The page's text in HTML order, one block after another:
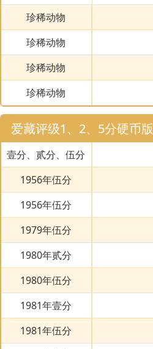
珍稀动物
珍稀动物
珍稀动物
珍稀动物
爱藏评级1、2、5分硬币
壹分、贰分、伍分
1956年伍分
1956年伍分
1979年伍分
1980年贰分
1980年伍分
1981年壹分
1981年伍分